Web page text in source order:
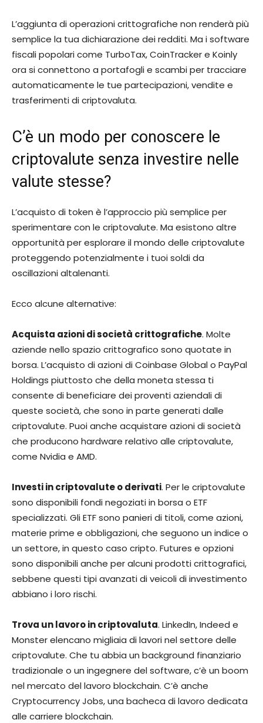
L’aggiunta di operazioni crittografiche non renderà più
semplice la tua dichiarazione dei redditi. Ma i software
fiscali popolari come TurboTax, CoinTracker e Koinly
ora si connettono a portafogli e scambi per tracciare
automaticamente le tue partecipazioni, vendite e
trasferimenti di criptovaluta.
C’è un modo per conoscere le
criptovalute senza investire nelle
valute stesse?
L’acquisto di token è l’approccio più semplice per
sperimentare con le criptovalute. Ma esistono altre
opportunità per esplorare il mondo delle criptovalute
proteggendo potenzialmente i tuoi soldi da
oscillazioni altalenanti.
Ecco alcune alternative:
Acquista azioni di società crittografiche. Molte
aziende nello spazio crittografico sono quotate in
borsa. L’acquisto di azioni di Coinbase Global o PayPal
Holdings piuttosto che della moneta stessa ti
consente di beneficiare dei proventi aziendali di
queste società, che sono in parte generati dalle
criptovalute. Puoi anche acquistare azioni di società
che producono hardware relativo alle criptovalute,
come Nvidia e AMD.
Investi in criptovalute o derivati. Per le criptovalute
sono disponibili fondi negoziati in borsa o ETF
specializzati. Gli ETF sono panieri di titoli, come azioni,
materie prime e obbligazioni, che seguono un indice o
un settore, in questo caso cripto. Futures e opzioni
sono disponibili anche per alcuni prodotti crittografici,
sebbene questi tipi avanzati di veicoli di investimento
abbiano i loro rischi.
Trova un lavoro in criptovaluta. LinkedIn, Indeed e
Monster elencano migliaia di lavori nel settore delle
criptovalute. Che tu abbia un background finanziario
tradizionale o un ingegnere del software, c’è un boom
nel mercato del lavoro blockchain. C’è anche
Cryptocurrency Jobs, una bacheca di lavoro dedicata
alle carriere blockchain.